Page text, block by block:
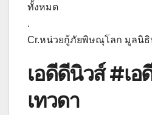
ทั้งหมด
.
Cr.หน่วยกู้ภัยพิษณุโลก มูลนิ
เอดีดีนิวส์ #เ
เทวดา